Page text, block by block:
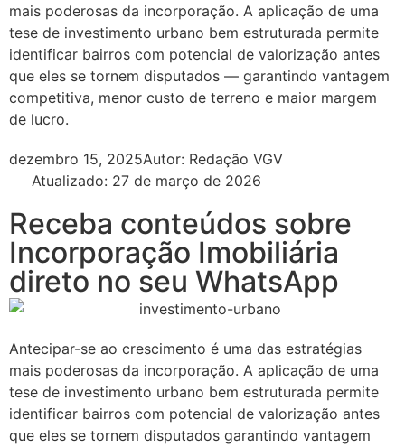
mais poderosas da incorporação. A aplicação de uma
tese de investimento urbano bem estruturada permite
identificar bairros com potencial de valorização antes
que eles se tornem disputados — garantindo vantagem
competitiva, menor custo de terreno e maior margem
de lucro.
dezembro 15, 2025Autor: Redação VGV
Atualizado: 27 de março de 2026
Receba conteúdos sobre
Incorporação Imobiliária
direto no seu WhatsApp
Antecipar-se ao crescimento é uma das estratégias
mais poderosas da incorporação. A aplicação de uma
tese de investimento urbano bem estruturada permite
identificar bairros com potencial de valorização antes
que eles se tornem disputados garantindo vantagem